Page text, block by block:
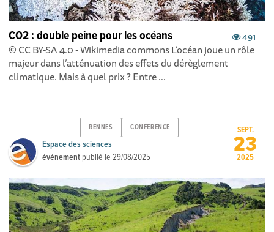
491
CO2 : double peine pour les océans
© CC BY-SA 4.0 - Wikimedia commons L’océan joue un rôle
majeur dans l’atténuation des effets du dérèglement
climatique. Mais à quel prix ? Entre ...
RENNES CONFERENCE
Espace des sciences
événement publié le29/08/2025
SEPT.
23
2025